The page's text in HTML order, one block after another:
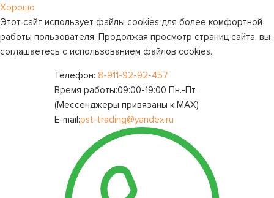
Хорошо
Этот сайт использует файлы cookies для более комфортной
работы пользователя. Продолжая просмотр страниц сайта, вы
соглашаетесь с использованием файлов cookies.
Телефон: 8-911-92-92-457
Время работы:09:00-19:00 Пн.-Пт.
(Мессенджеры привязаны к МАХ)
E-mail:pst-trading@yandex.ru